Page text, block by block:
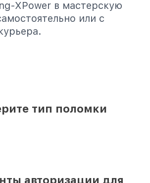
XPower в мастерскую
или с
тип поломки
авторизации для